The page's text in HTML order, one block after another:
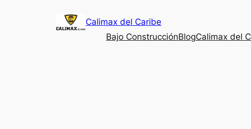
Calimax del Caribe
Bajo ConstrucciónBlogCalimax del